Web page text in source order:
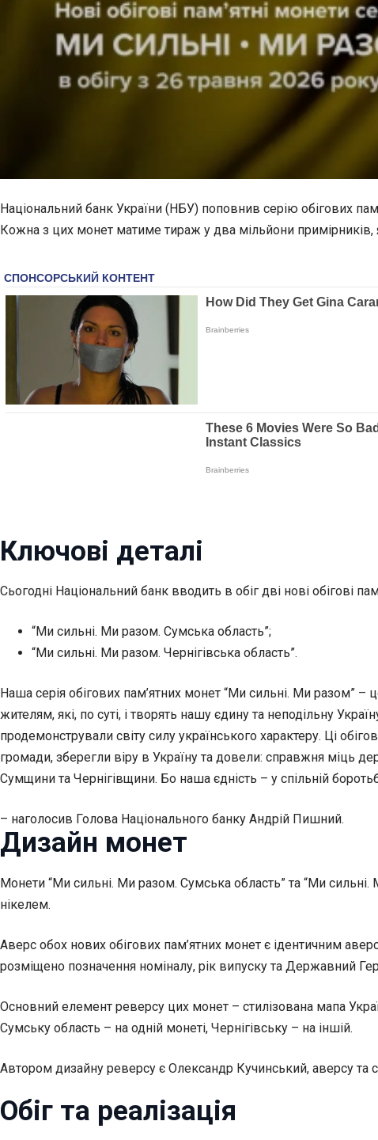
Національний банк України (НБУ) поповнив серію обігових
Кожна з цих монет матиме тираж у два мільйони примірників,
Ключові деталі
Сьогодні Національний банк вводить в обіг дві нові обігові
“Ми сильні. Ми разом. Сумська область”;
“Ми сильні. Ми разом. Чернігівська область”.
Наша серія обігових пам’ятних монет “Ми сильні. Ми разом” –
жителям, які, по суті, і творять нашу єдину та неподільну
продемонстрували світу силу українського характеру. Ці
громади, зберегли віру в Україну та довели: справжня міць
Сумщини та Чернігівщини. Бо наша єдність – у спільній
– наголосив Голова Національного банку Андрій Пишний.
Дизайн монет
Монети “Ми сильні. Ми разом. Сумська область” та “Ми
нікелем.
Аверс обох нових обігових пам’ятних монет є ідентичним
розміщено позначення номіналу, рік випуску та Державний
Основний елемент реверсу цих монет – стилізована мапа
Сумську область – на одній монеті, Чернігівську – на іншій.
Автором дизайну реверсу є Олександр Кучинський, аверсу та
Обіг та реалізація